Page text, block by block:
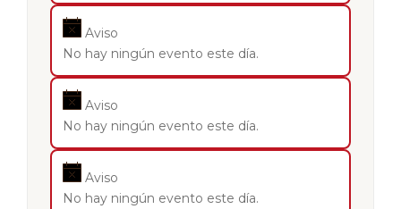
Aviso
No hay ningún evento este día.
Aviso
No hay ningún evento este día.
Aviso
No hay ningún evento este día.